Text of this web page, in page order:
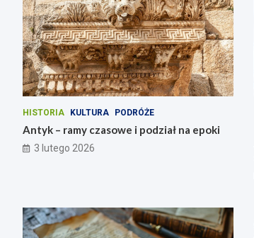
HISTORIA KULTURA PODRÓŻE
Antyk – ramy czasowe i podział na epoki
3 lutego 2026